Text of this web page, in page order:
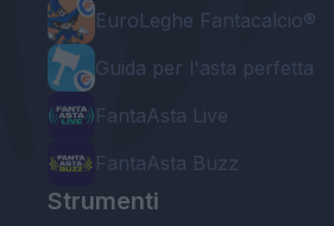
EuroLeghe Fantacalcio®
Guida per l'asta perfetta
FantaAsta Live
FantaAsta Buzz
Strumenti